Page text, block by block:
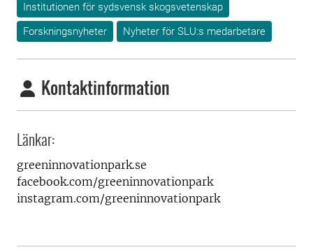
Institutionen för sydsvensk skogsvetenskap
Forskningsnyheter
Nyheter för SLU:s medarbetare
Kontaktinformation
Länkar:
greeninnovationpark.se
facebook.com/greeninnovationpark
instagram.com/greeninnovationpark